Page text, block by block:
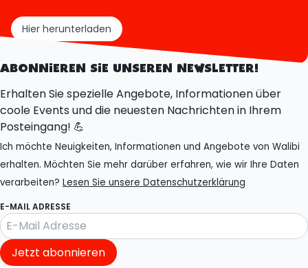
Hier herunterladen
ABONNIEREN SIE UNSEREN NEWSLETTER!
Erhalten Sie spezielle Angebote, Informationen über
coole Events und die neuesten Nachrichten in Ihrem
Posteingang! 💪
Ich möchte Neuigkeiten, Informationen und Angebote von Walibi
erhalten. Möchten Sie mehr darüber erfahren, wie wir Ihre Daten
verarbeiten? Lesen Sie unsere Datenschutzerklärung
E-MAIL ADRESSE
Jetzt abonnieren